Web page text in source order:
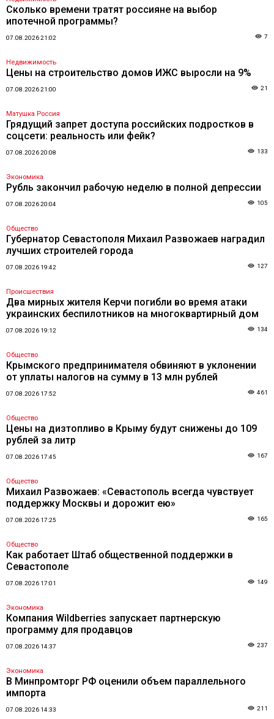
Сколько времени тратят россияне на выбор
ипотечной программы?
07.08.2026 21:02 7
Недвижимость
Цены на строительство домов ИЖС выросли на 9%
07.08.2026 21:00 21
Матушка Россия
Грядущий запрет доступа российских подростков в
соцсети: реальность или фейк?
07.08.2026 20:08 133
Экономика
Рубль закончил рабочую неделю в полной депрессии
07.08.2026 20:04 105
Общество
Губернатор Севастополя Михаил Развожаев наградил
лучших строителей города
07.08.2026 19:42 127
Происшествия
Два мирных жителя Керчи погибли во время атаки
украинских беспилотников на многоквартирный дом
07.08.2026 19:12 134
Общество
Крымского предпринимателя обвиняют в уклонении
от уплаты налогов на сумму в 13 млн рублей
07.08.2026 17:52 461
Общество
Цены на дизтопливо в Крыму будут снижены до 109
рублей за литр
07.08.2026 17:45 167
Общество
Михаил Развожаев: «Севастополь всегда чувствует
поддержку Москвы и дорожит ею»
07.08.2026 17:25 165
Общество
Как работает Штаб общественной поддержки в
Севастополе
07.08.2026 17:01 149
Экономика
Компания Wildberries запускает партнерскую
программу для продавцов
07.08.2026 14:37 237
Экономика
В Минпромторг РФ оценили объем параллельного
импорта
07.08.2026 14:33 211